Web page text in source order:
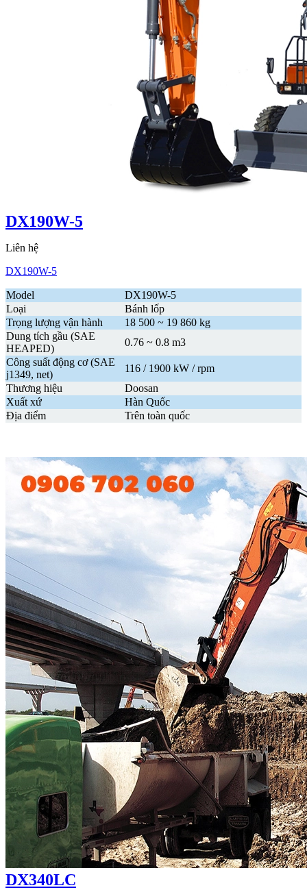
DX190W-5
Liên hệ
DX190W-5
Model
DX190W-5
Loại
Bánh lốp
Trọng lượng vận hành
18 500 ~ 19 860 kg
Dung tích gầu (SAE
HEAPED)
0.76 ~ 0.8 m3
Công suất động cơ (SAE
j1349, net)
116 / 1900 kW / rpm
Thương hiệu
Doosan
Xuất xứ
Hàn Quốc
Địa điểm
Trên toàn quốc
DX340LC